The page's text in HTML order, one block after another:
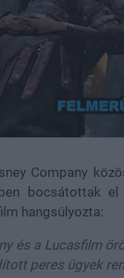
Company
bocsátottak
hangsúlyozta:
és a Lucasfilm
peres ügyek